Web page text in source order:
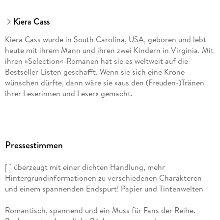
Kiera Cass
Kiera Cass wurde in South Carolina, USA, geboren und lebt
heute mit ihrem Mann und ihren zwei Kindern in Virginia. Mit
ihren »Selection«-Romanen hat sie es weltweit auf die
Bestseller-Listen geschafft. Wenn sie sich eine Krone
wünschen dürfte, dann wäre sie »aus den (Freuden-)Tränen
ihrer Leserinnen und Leser« gemacht.
Pressestimmen
[ ] überzeugt mit einer dichten Handlung, mehr
Hintergrundinformationen zu verschiedenen Charakteren
und einem spannenden Endspurt! Papier und Tintenwelten
Romantisch, spannend und ein Muss für Fans der Reihe.